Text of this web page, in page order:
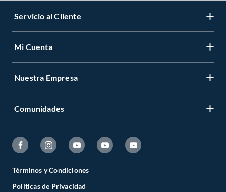
Servicio al Cliente
Mi Cuenta
Nuestra Empresa
Comunidades
Términos y Condiciones
Políticas de Privacidad